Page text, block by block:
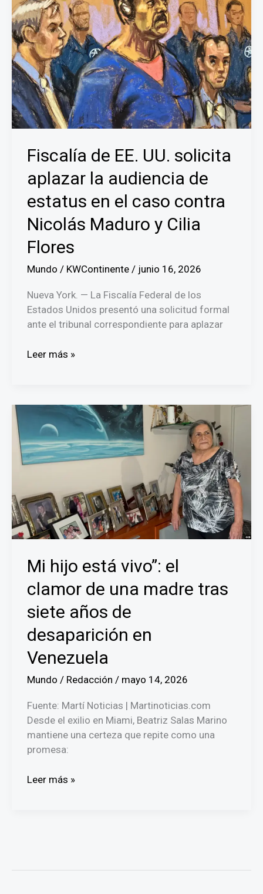
tras
devastador
terremoto
Fiscalía de EE. UU. solicita
aplazar la audiencia de
estatus en el caso contra
Nicolás Maduro y Cilia
Flores
Mundo / KWContinente / junio 16, 2026
Nueva York. — La Fiscalía Federal de los
Estados Unidos presentó una solicitud formal
ante el tribunal correspondiente para aplazar
Fiscalía
aplazar
la
audiencia
en
el
caso
Nicolás
Maduro
y
Cilia
Flores
Leer más »
Mi hijo está vivo”: el
clamor de una madre tras
siete años de
desaparición en
Venezuela
Mundo / Redacción / mayo 14, 2026
Fuente: Martí Noticias | Martinoticias.com
Desde el exilio en Miami, Beatriz Salas Marino
mantiene una certeza que repite como una
promesa:
Mi
Leer más »